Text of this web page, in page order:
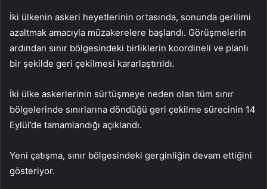
İki ülkenin askeri heyetlerinin ortasında, sonunda gerilimi
azaltmak amacıyla müzakerelere başlandı. Görüşmelerin
ardından sınır bölgesindeki birliklerin koordineli ve planlı
bir şekilde geri çekilmesi kararlaştırıldı.
İki ülke askerlerinin sürtüşmeye neden olan tüm sınır
bölgelerinde sınırlarına döndüğü geri çekilme sürecinin 14
Eylül’de tamamlandığı açıklandı.
Yeni çatışma, sınır bölgesindeki gerginliğin devam ettiğini
gösteriyor.